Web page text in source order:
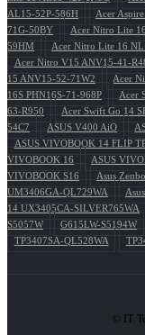
AL15-52P-586H
Acer
71G-50BY
Acer Nitro Lite
59HM
Acer Nitro Lite 16
Acer Nitro V15 ANV15-41-
15 ANV15-52-71W2
Acer
16S PHN16S-71-968P
Acer
63-R950
Acer Swift Go 14
54C7
ASUS V400 AiO
ASUS VIVOBOOK 14 FLIP
VIVOBOOK 16
ASUS
VIVOBOOK S16
Asus
UM3406GA-QL729WA
14 UX3405CA-SILVER765WA
S5057W
G615LW-S5194W
TP3407SA-QL528WA
© IT